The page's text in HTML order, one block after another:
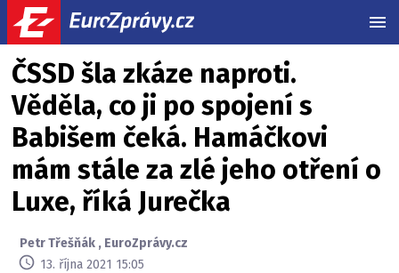
ČSSD šla zkáze naproti.
Věděla, co ji po spojení s
Babišem čeká. Hamáčkovi
mám stále za zlé jeho otření o
Luxe, říká Jurečka
Petr Třešňák , EuroZprávy.cz
13. října 2021 15:05